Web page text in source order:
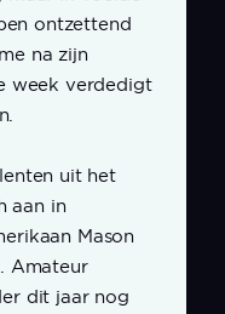
ontzettend
na zijn
week verdedigt
uit het
aan in
Mason
Amateur
dit jaar nog